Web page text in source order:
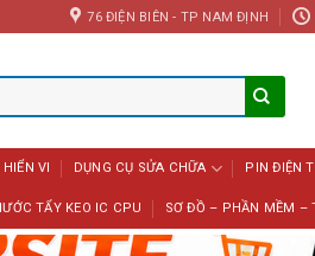
76 ĐIỆN BIÊN - TP NAM ĐỊNH
HIỂN VI DỤNG CỤ SỬA CHỮA PIN ĐIỆN
TẨY KEO IC CPU SƠ ĐỒ – PHẦN MỀM –